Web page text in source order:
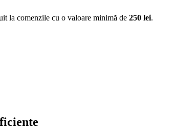
la comenzile cu o valoare minimă de 250 lei.